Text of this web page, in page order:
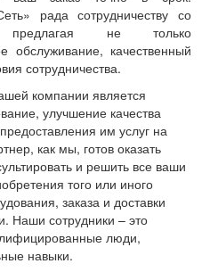
рада сотрудничеству со
не только
обслуживание, качественный
сотрудничества.
компании является
улучшение качества
им услуг на
как мы, готов оказать
и решить все ваши
того или иного
заказа и доставки
Наши сотрудники – это
люди,
навыки.